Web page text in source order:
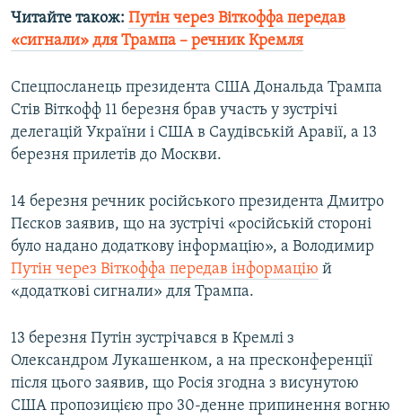
Читайте також: Путін через Віткоффа передав
«сигнали» для Трампа – речник Кремля
Спецпосланець президента США Дональда Трампа
Стів Віткофф 11 березня брав участь у зустрічі
делегацій України і США в Саудівській Аравії, а 13
березня прилетів до Москви.
14 березня речник російського президента Дмитро
Пєсков заявив, що на зустрічі «російській стороні
було надано додаткову інформацію», а Володимир
Путін через Віткоффа передав інформацію й
«додаткові сигнали» для Трампа.
13 березня Путін зустрічався в Кремлі з
Олександром Лукашенком, а на пресконференції
після цього заявив, що Росія згодна з висунутою
США пропозицією про 30-денне припинення вогню